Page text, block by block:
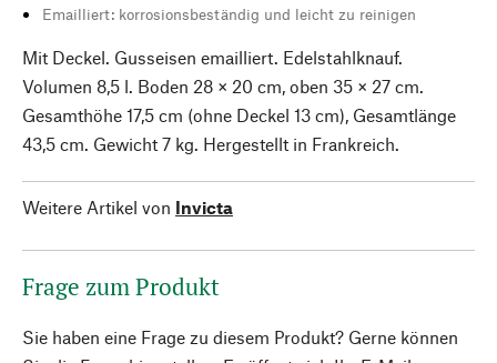
Emailliert: korrosionsbeständig und leicht zu reinigen
Mit Deckel. Gusseisen emailliert. Edelstahlknauf.
Volumen 8,5 l. Boden 28 × 20 cm, oben 35 × 27 cm.
Gesamthöhe 17,5 cm (ohne Deckel 13 cm), Gesamtlänge
43,5 cm. Gewicht 7 kg. Hergestellt in Frankreich.
Weitere Artikel von Invicta
Frage zum Produkt
Sie haben eine Frage zu diesem Produkt? Gerne können